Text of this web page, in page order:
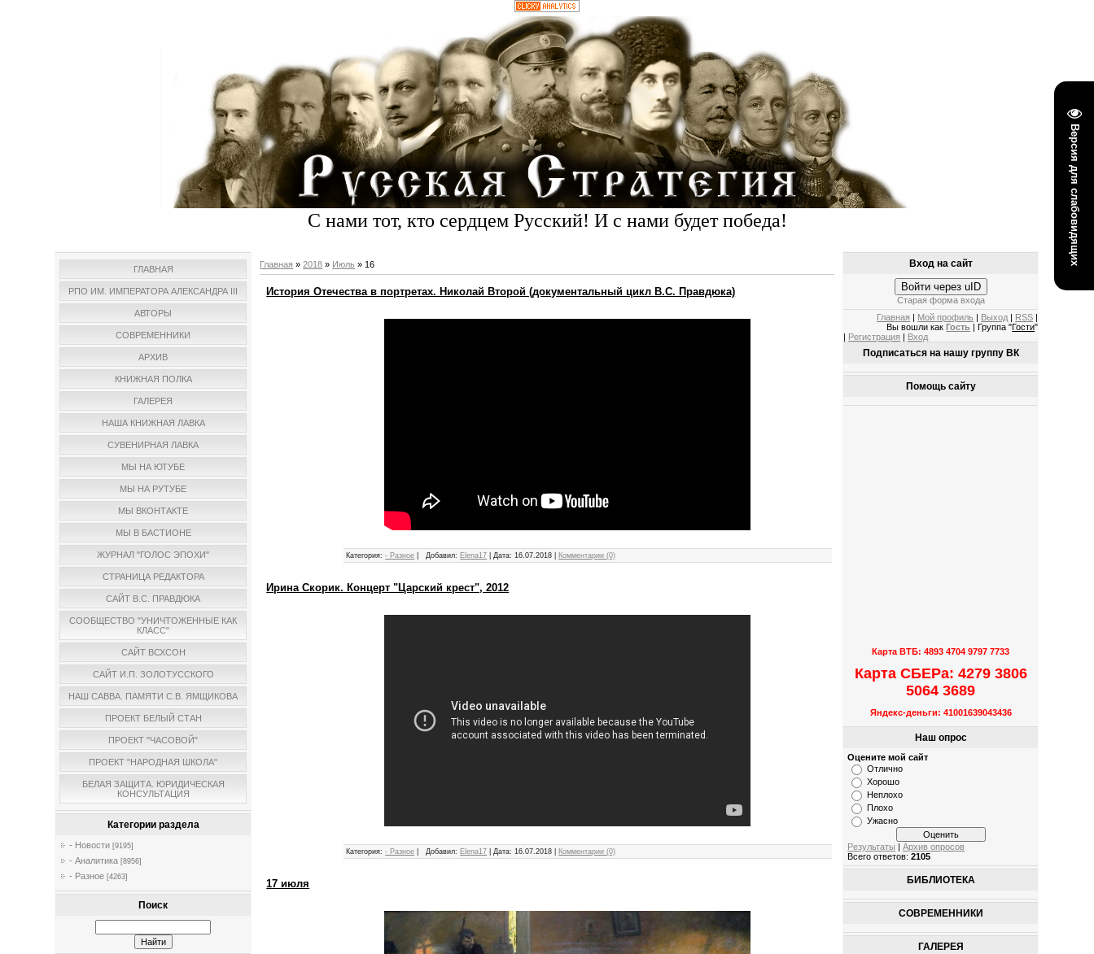
Версия для слабовидящих
С нами тот, кто сердцем Русский! И с нами будет победа!
ГЛАВНАЯ
РПО ИМ. ИМПЕРАТОРА АЛЕКСАНДРА III
АВТОРЫ
СОВРЕМЕННИКИ
АРХИВ
КНИЖНАЯ ПОЛКА
ГАЛЕРЕЯ
НАША КНИЖНАЯ ЛАВКА
СУВЕНИРНАЯ ЛАВКА
МЫ НА ЮТУБЕ
МЫ НА РУТУБЕ
МЫ ВКОНТАКТЕ
МЫ В БАСТИОНЕ
ЖУРНАЛ "ГОЛОС ЭПОХИ"
СТРАНИЦА РЕДАКТОРА
САЙТ В.С. ПРАВДЮКА
СООБЩЕСТВО "УНИЧТОЖЕННЫЕ КАК
КЛАСС"
САЙТ ВСХСОН
САЙТ И.П. ЗОЛОТУССКОГО
НАШ САВВА. ПАМЯТИ С.В. ЯМЩИКОВА
ПРОЕКТ БЕЛЫЙ СТАН
ПРОЕКТ "ЧАСОВОЙ"
ПРОЕКТ "НАРОДНАЯ ШКОЛА"
БЕЛАЯ ЗАЩИТА. ЮРИДИЧЕСКАЯ
КОНСУЛЬТАЦИЯ
Категории раздела
- Новости [9195]
- Аналитика [8956]
- Разное [4263]
Поиск
Главная »2018 » Июль » 16
История Отечества в портретах. Николай Второй (документальный цикл В.С. Правдюка)
Категория: - Разное Добавил: Elena17 |Дата: 16.07.2018 Комментарии (0)
Ирина Скорик. Концерт "Царский крест", 2012
Категория: - Разное Добавил: Elena17 |Дата: 16.07.2018 Комментарии (0)
17 июля
Вход на сайт
Войти через uID
Старая форма входа
Главная
Мой профиль Выход RSS
Вы вошли как Гость | Группа "Гости"
Регистрация Вход
Подписаться на нашу группу ВК
Помощь сайту
Карта ВТБ: 4893 4704 9797 7733
Карта СБЕРа: 4279 3806
5064 3689
Яндекс-деньги: 41001639043436
Наш опрос
Оцените мой сайт
Отлично
Хорошо
Неплохо
Плохо
Ужасно
Результаты |Архив опросов
Всего ответов:2105
БИБЛИОТЕКА
СОВРЕМЕННИКИ
ГАЛЕРЕЯ